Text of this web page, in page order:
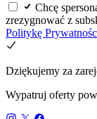
Chcę
zrezygnować z
Politykę
Dziękujemy za
Wypatruj oferty